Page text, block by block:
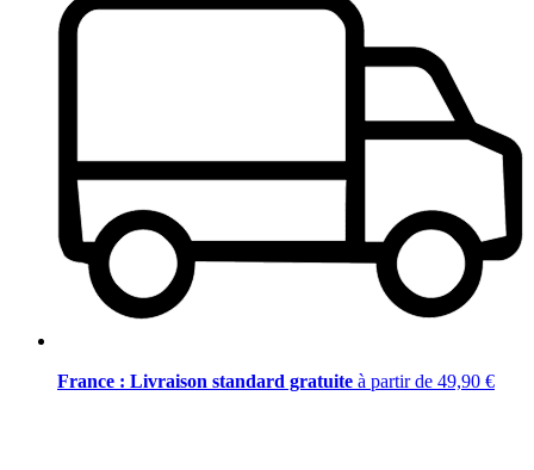
France : Livraison standard gratuite à partir de 49,90 €